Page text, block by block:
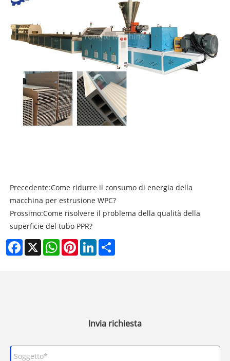
Precedente:Come ridurre il consumo di energia della
macchina per estrusione WPC?
Prossimo:Come risolvere il problema della qualità della
superficie del tubo PPR?
Facebook
X WhatsAppPinterestLinkedIn
Invia richiesta